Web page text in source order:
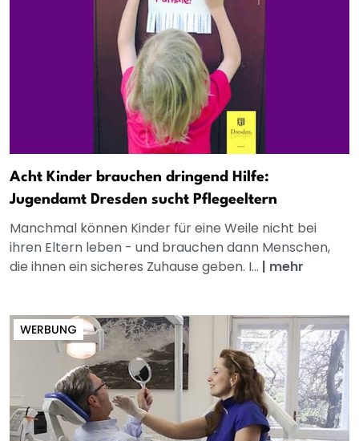
Acht Kinder brauchen dringend Hilfe:
Jugendamt Dresden sucht Pflegeeltern
Manchmal können Kinder für eine Weile nicht bei
ihren Eltern leben - und brauchen dann Menschen,
die ihnen ein sicheres Zuhause geben. I... | mehr
WERBUNG